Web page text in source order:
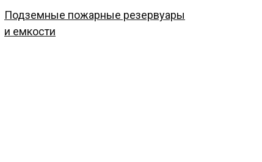
Подземные пожарные резервуары
и емкости